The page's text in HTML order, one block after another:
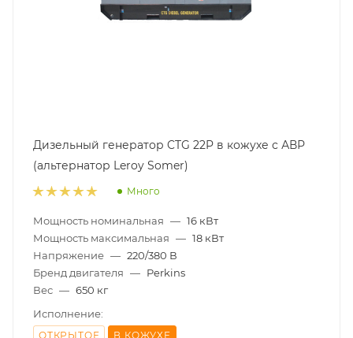
Дизельный генератор CTG 22P в кожухе с АВР
(альтернатор Leroy Somer)
Много
Мощность номинальная — 16 кВт
Мощность максимальная — 18 кВт
Напряжение — 220/380 В
Бренд двигателя — Perkins
Вес — 650 кг
Исполнение:
ОТКРЫТОЕ В КОЖУХЕ